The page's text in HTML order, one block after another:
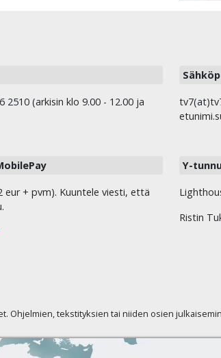
2510 (arkisin klo 9.00 - 12.00 ja
eur + pvm). Kuuntele viesti, että
Y-
Ristin
Ohjelmien, tekstityksien tai niiden osien